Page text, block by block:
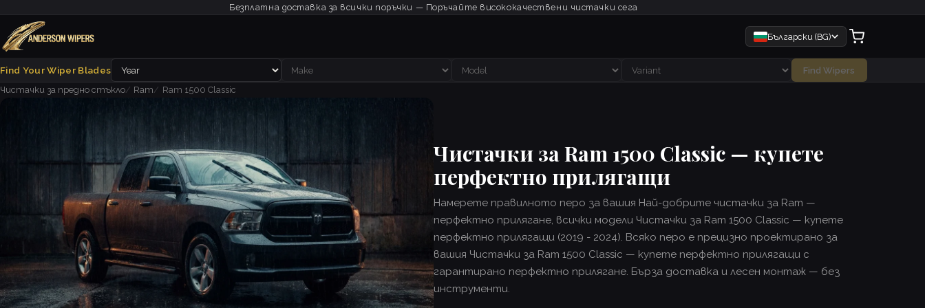
Безплатна доставка за всички поръчки — Поръчайте висококачествени чистачки сега
Български (BG)
Find Your Wiper Blades
Find Wipers
Чистачки за предно стъкло
Ram Ram 1500 Classic
Чистачки за Ram 1500 Classic — купете
перфектно прилягащи
Намерете правилното перо за вашия Най-добрите чистачки за Ram —
перфектно прилягане, всички модели Чистачки за Ram 1500 Classic — купете
перфектно прилягащи (2019 - 2024). Всяко перо е прецизно проектирано за
вашия Чистачки за Ram 1500 Classic — купете перфектно прилягащи с
гарантирано перфектно прилягане. Бърза доставка и лесен монтаж — без
инструменти.